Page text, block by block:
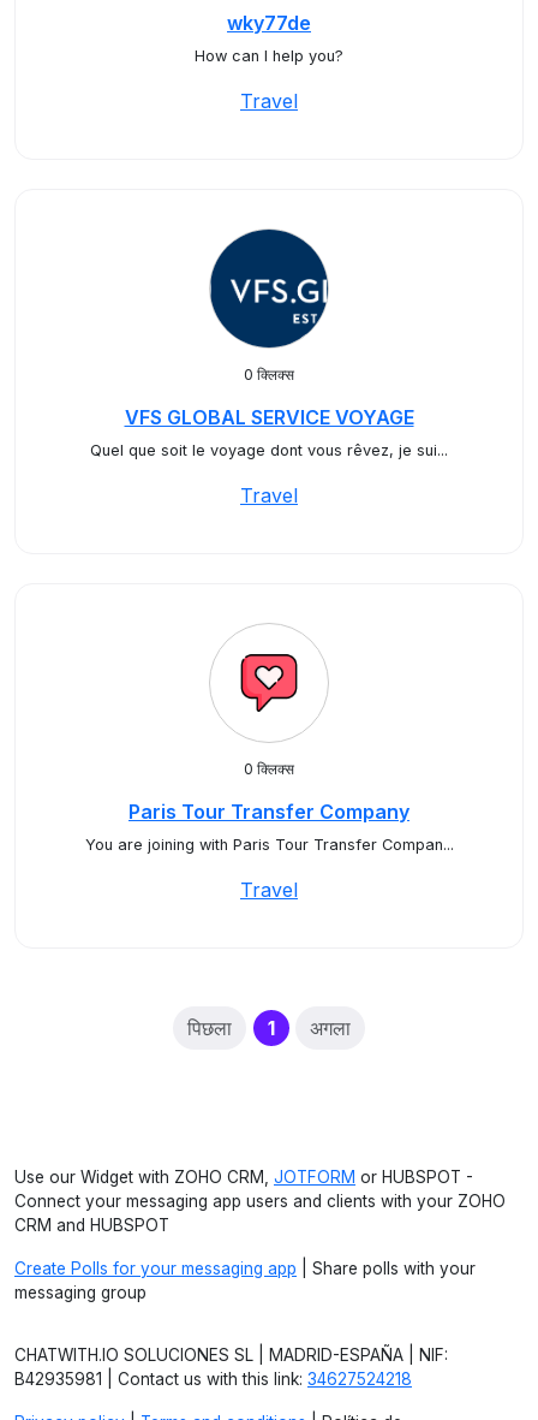
wky77de
How can I help you?
Travel
0 क्लिक्स
VFS GLOBAL SERVICE VOYAGE
Quel que soit le voyage dont vous rêvez, je sui...
Travel
0 क्लिक्स
Paris Tour Transfer Company
You are joining with Paris Tour Transfer Compan...
Travel
पिछला 1(current)
अगला
Use our Widget with ZOHO CRM, JOTFORM or HUBSPOT -
Connect your messaging app users and clients with your ZOHO
CRM and HUBSPOT
Create Polls for your messaging app | Share polls with your
messaging group
CHATWITH.IO SOLUCIONES SL | MADRID-ESPAÑA | NIF:
B42935981 | Contact us with this link: 34627524218